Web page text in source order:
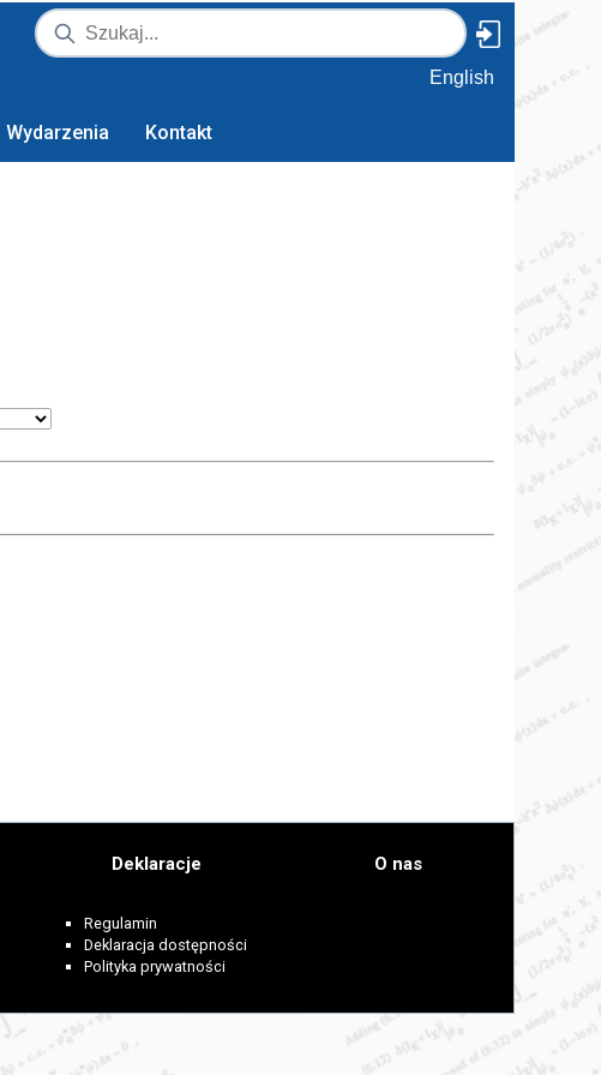
English
Wydarzenia Kontakt
Deklaracje
Regulamin
Deklaracja dostępności
Polityka prywatności
O nas